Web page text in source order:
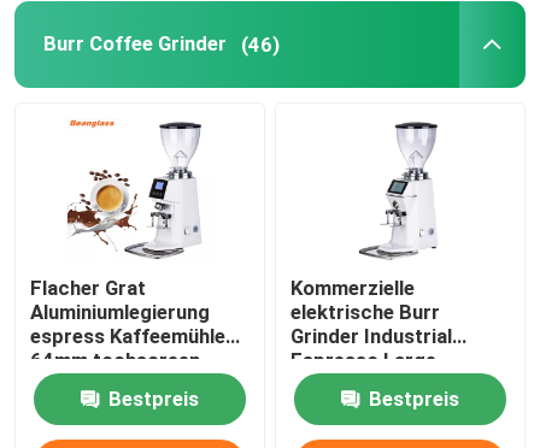
Burr Coffee Grinder
Doserless-Kaffeemühle
Handelskaffeemühle
Touch Screen Kaffeemühle
Haushalts-Kaffeemühle
Espresso Bean Grinder
Burr Coffee Grinder (46)
Flacher Grat
Aluminiumlegierung
espress Kaffeemühle
64mm tochscreen
Schleifer
Bestpreis
Kommerzielle
elektrische Burr
Grinder Industrial
Espresso Large-
Berufskaffeemühlen
Bestpreis